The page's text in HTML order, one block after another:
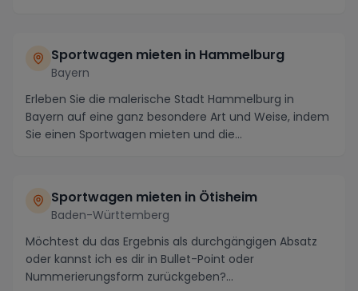
Sportwagen mieten in Hammelburg
Bayern
Erleben Sie die malerische Stadt Hammelburg in
Bayern auf eine ganz besondere Art und Weise, indem
Sie einen Sportwagen mieten und die
Sportwagen mieten in Ötisheim
Baden-Württemberg
Möchtest du das Ergebnis als durchgängigen Absatz
oder kannst ich es dir in Bullet-Point oder
Nummerierungsform zurückgeben?...